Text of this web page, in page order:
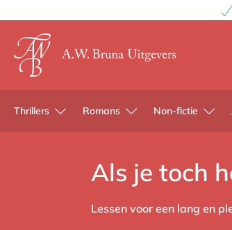
Thrillers Romans Non-fictie
Als je toch
Lessen voor een lang en